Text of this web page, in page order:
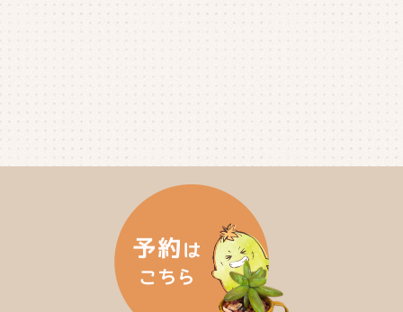
2025年1月
2024年8月
(4)
2024年4月
(4)
(5)
2024年2月(5)
2024年1月(3)
2023年12月(4)
2023年11月(4)